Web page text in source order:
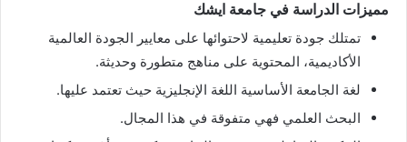
مميزات الدراسة في جامعة ايشك
تمتلك جودة تعليمية لاحتوائها على معايير الجودة العالمية
الأكاديمية، المحتوية على مناهج متطورة وحديثة.
لغة الجامعة الأساسية اللغة الإنجليزية حيث تعتمد عليها.
البحث العلمي فهي متفوقة في هذا المجال.